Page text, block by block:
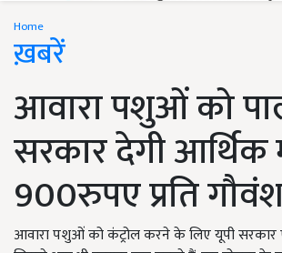
Home
ख़बरें
आवारा पशुओं को
सरकार देगी आर्थिक
900रुपए प्रति
आवारा पशुओं को कंट्रोल करने के लिए यूपी सरकार